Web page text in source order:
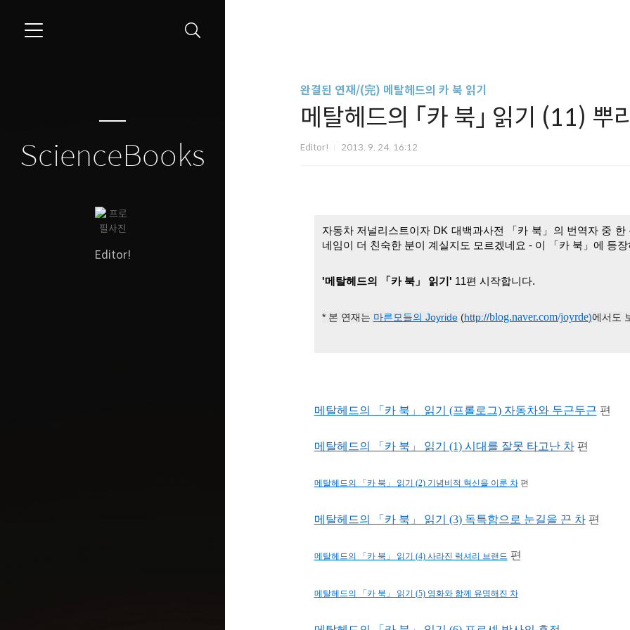
ScienceBooks
Editor!
완결된 연재/(完) 메탈헤드의 카 북 읽기
메탈헤드의 「카 북」 읽기 (11) 뿌
Editor! 2013. 9. 24. 16:12
자동차 저널리스트이자 DK 대백과사전 「카 북」의 번역자 중
네임이 더 친숙한 분이 계실지도 모르겠네요 - 이 「카 북」에 등
'메탈헤드의 「카 북」 읽기' 11편 시작합니다.
* 본 연재는 마른모들의 Joyride(http://blog.naver.com/joyrde)에서도
메탈헤드의 「카 북」 읽기 (프롤로그) 자동차와 두근두근 편
메탈헤드의 「카 북」 읽기 (1) 시대를 잘못 타고난 차편
메탈헤드의 「카 북」 읽기 (2) 기념비적 혁신을 이룬 차 편
메탈헤드의 「카 북」 읽기 (3) 독특함으로 눈길을 끈 차편
메탈헤드의 「카 북」 읽기 (4) 사라진 럭셔리 브랜드 편
메탈헤드의 「카 북」 읽기 (5) 영화와 함께 유명해진 차